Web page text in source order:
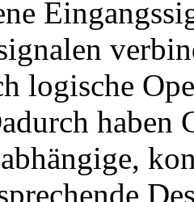
logische
haben